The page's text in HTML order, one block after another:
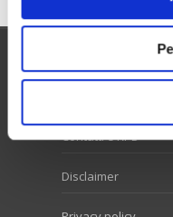
Utilità
Contatti e RPD
Disclaimer